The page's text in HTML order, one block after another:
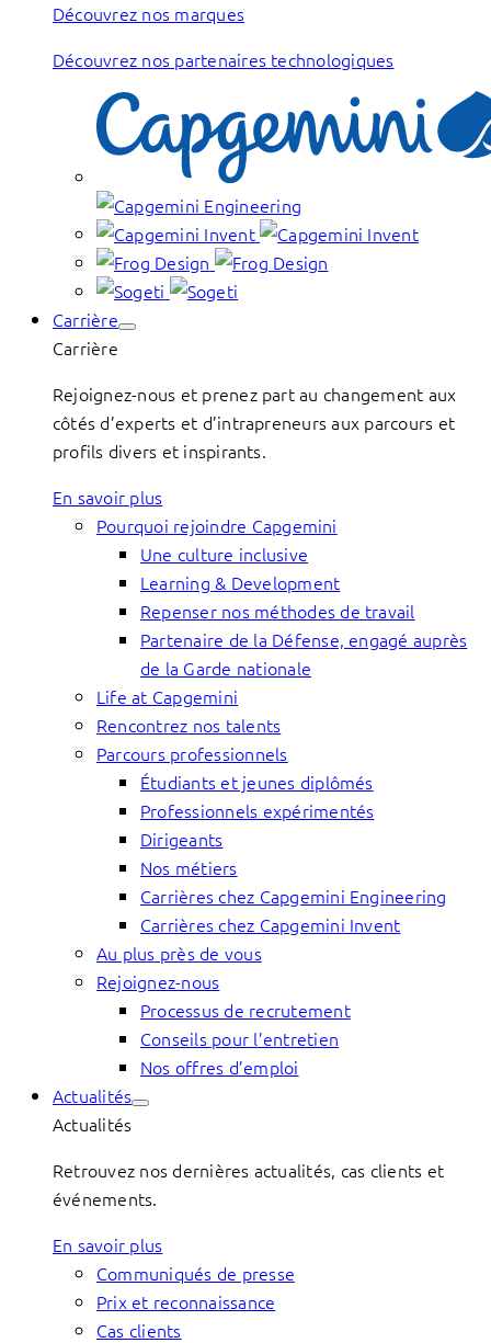
Découvrez nos marques
Découvrez nos partenaires technologiques
Carrière
Carrière
Rejoignez-nous et prenez part au changement aux
côtés d’experts et d’intrapreneurs aux parcours et
profils divers et inspirants.
En savoir plus
Pourquoi rejoindre Capgemini
Une culture inclusive
Learning & Development
Repenser nos méthodes de travail
Partenaire de la Défense, engagé auprès
de la Garde nationale
Life at Capgemini
Rencontrez nos talents
Parcours professionnels
Étudiants et jeunes diplômés
Professionnels expérimentés
Dirigeants
Nos métiers
Carrières chez Capgemini Engineering
Carrières chez Capgemini Invent
Au plus près de vous
Rejoignez-nous
Processus de recrutement
Conseils pour l’entretien
Nos offres d’emploi
Actualités
Actualités
Retrouvez nos dernières actualités, cas clients et
événements.
En savoir plus
Communiqués de presse
Prix et reconnaissance
Cas clients